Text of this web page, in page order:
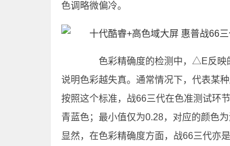
色调略微偏冷。
色彩精确度的检测中，△E反映的
说明色彩越失真。通常情况下，代表某
按照这个标准，战66三代在色准测试环
青蓝色；最小值仅为0.28，对应的颜色
显然，在色彩精确度方面，战66三代亦是